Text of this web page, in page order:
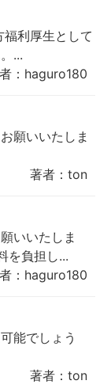
利厚生として
...
：haguro180
願いいたしま
著者：ton
いいたしま
を負担し...
：haguro180
能でしょう
著者：ton